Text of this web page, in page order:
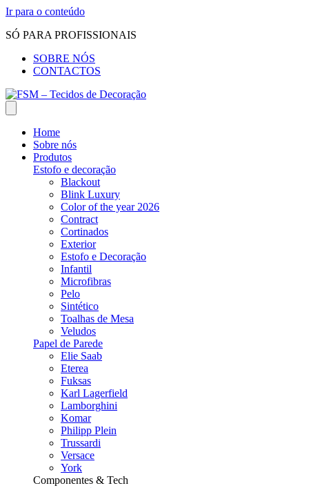
Ir para o conteúdo
SÓ PARA PROFISSIONAIS
SOBRE NÓS
CONTACTOS
Home
Sobre nós
Produtos
Estofo e decoração
Blackout
Blink Luxury
Color of the year 2026
Contract
Cortinados
Exterior
Estofo e Decoração
Infantil
Microfibras
Pelo
Sintético
Toalhas de Mesa
Veludos
Papel de Parede
Elie Saab
Eterea
Fuksas
Karl Lagerfield
Lamborghini
Komar
Philipp Plein
Trussardi
Versace
York
Componentes & Tech